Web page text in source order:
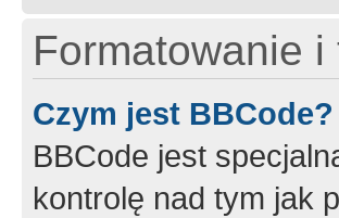
Formatowanie
Czym jest BBCode?
BBCode jest
kontrolę nad tym jak